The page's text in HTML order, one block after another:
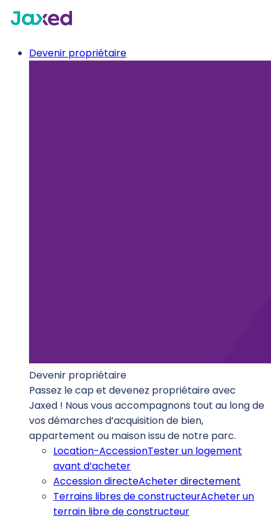
Devenir propriétaire
Devenir propriétaire
Passez le cap et devenez propriétaire avec
Jaxed ! Nous vous accompagnons tout au long de
vos démarches d’acquisition de bien,
appartement ou maison issu de notre parc.
Location-AccessionTester un logement
avant d’acheter
Accession directeAcheter directement
Terrains libres de constructeurAcheter un
terrain libre de constructeur